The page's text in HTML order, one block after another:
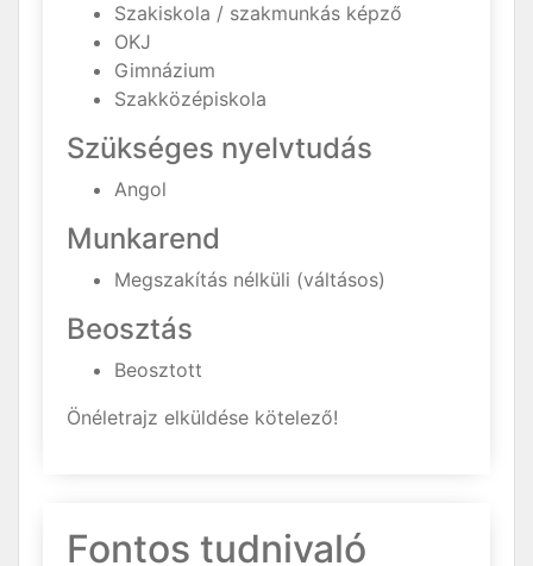
Szakiskola / szakmunkás képző
OKJ
Gimnázium
Szakközépiskola
Szükséges nyelvtudás
Angol
Munkarend
Megszakítás nélküli (váltásos)
Beosztás
Beosztott
Önéletrajz elküldése kötelező!
Fontos tudnivaló